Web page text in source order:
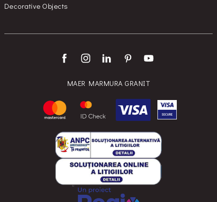
Decorative Objects
MAER MARMURA GRANIT